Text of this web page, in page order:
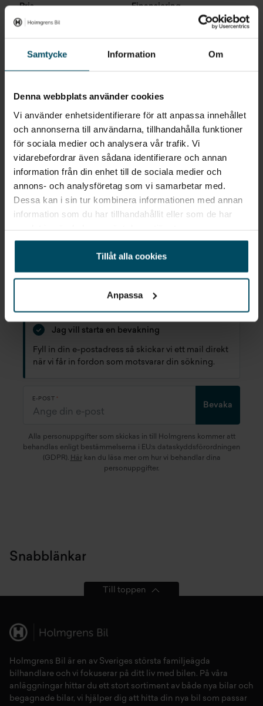
Samtycke Information Om
Denna webbplats använder cookies
Vi använder enhetsidentifierare för att anpassa innehållet
och annonserna till användarna, tillhandahålla funktioner
för sociala medier och analysera vår trafik. Vi
vidarebefordrar även sådana identifierare och annan
information från din enhet till de sociala medier och
annons- och analysföretag som vi samarbetar med.
Dessa kan i sin tur kombinera informationen med annan
information som du har tillhandahållit eller som de har
Tillåt alla cookies
Anpassa
Pris
Inkl. moms
349 500 kr
Finansiering
du en betalningsanmärkning. Det kan leda till
svårigheter att få hyra bostad, teckna abonnemang
och få nya lån. För stöd, vänd dig till budget- och
skuldrådgivningen i din kommun. Kontaktuppgifter
konsumentverket.se
Inget som riktigt passade?
Jag vill starta en bevakning
Fyll in din e-postadress så skickar vi ett mail direkt
när vi får in fordon som motsvarar din sökning.
E-POST
Bevaka
Alla personuppgifter som skickas in till Holmgrens kommer att
behandlas enligt bestämmelserna i EU:s dataskyddsförordningen
(GDPR). Härkan du läsa mer om hur vi behandlar dina
personuppgifter.
Snabblänkar
Till toppen
Holmgrens Bil är en av Sveriges största familjeägda
bilhandlare och vi fokuserar på ditt liv med bilen. På våra
anläggningar hittar du ett stort sortiment av både nya bilar och
begagnade bilar, vi hjälper dig att hitta din nya bil som passar